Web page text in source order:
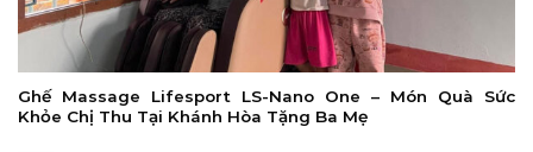
Ghế Massage Lifesport LS-Nano One – Món Quà Sức
Khỏe Chị Thu Tại Khánh Hòa Tặng Ba Mẹ